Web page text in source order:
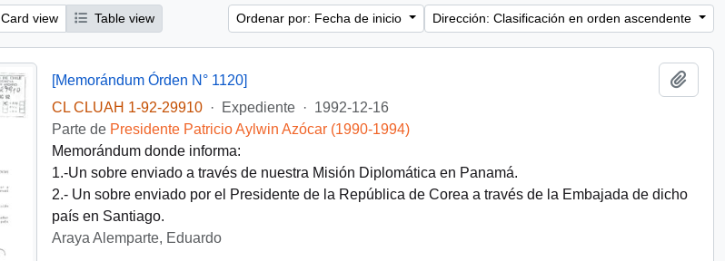
Card view Table view Ordenar por: Fecha de inicio Dirección: Clasificación en orden ascendente
[Memorándum Órden N° 1120]
CL CLUAH 1-92-29910
· Expediente · 1992-12-16
Parte de Presidente Patricio Aylwin Azócar (1990-1994)
Memorándum donde informa:
1.-Un sobre enviado a través de nuestra Misión Diplomática en Panamá.
2.- Un sobre enviado por el Presidente de la República de Corea a través de la Embajada de dicho
país en Santiago.
Araya Alemparte, Eduardo